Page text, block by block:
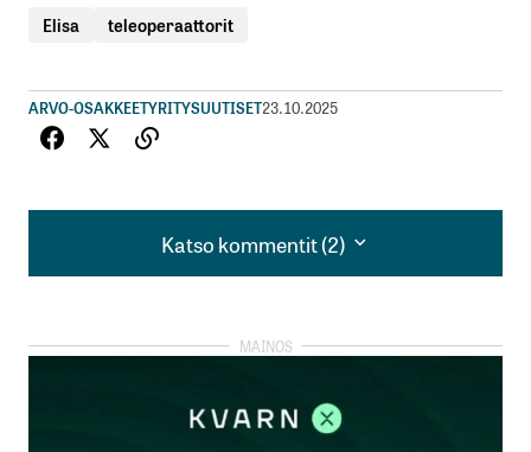
Elisa teleoperaattorit
ARVO-OSAKKEETYRITYSUUTISET23.10.2025
Katso kommentit (2)
Katso kommentit (2)
asiakkaat pakenevat, jenkki ryöstöhinnoittelu ei